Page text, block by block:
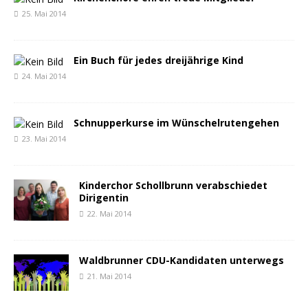
25. Mai 2014
Ein Buch für jedes dreijährige Kind
24. Mai 2014
Schnupperkurse im Wünschelrutengehen
23. Mai 2014
Kinderchor Schollbrunn verabschiedet
Dirigentin
22. Mai 2014
Waldbrunner CDU-Kandidaten unterwegs
21. Mai 2014